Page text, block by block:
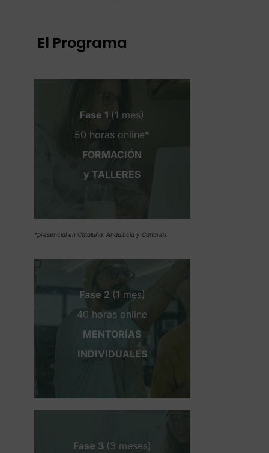
El Programa
Fase 1 (1 mes)
50 horas online*
FORMACIÓN
y TALLERES
*presencial en Cataluña, Andalucía y Canarias
Fase 2 (1 mes)
40 horas online
MENTORÍAS
INDIVIDUALES
Fase 3 (3 meses)